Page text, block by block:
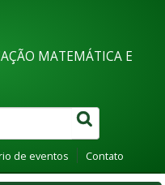
Legislação
MATEMÁTICA E
de eventos Contato